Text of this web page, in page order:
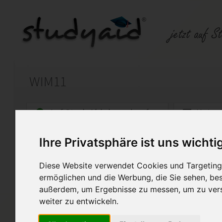
Ihre Privatsphäre ist uns
Diese Website verwendet Cookies und
ermöglichen und die Werbung, die Sie sehen,
außerdem, um Ergebnisse zu messen, um zu
weiter zu entwickeln.
WIM11
Auf StudyAid.de verkaufen
Startseite Wirtschaft
Marketing für
Ich biete meine Lösung zur
SGD / Fernakademie für
dient als Hilfestellung,